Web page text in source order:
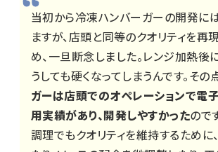
当初から冷凍ハンバーガーの開発に
ますが、店頭と同等のクオリティを再
め、一旦断念しました。レンジ加熱後
うしても硬くなってしまうんです。その
ガーは店頭でのオペレーションで電
用実績があり、開発しやすかったので
調理でもクオリティを維持するために